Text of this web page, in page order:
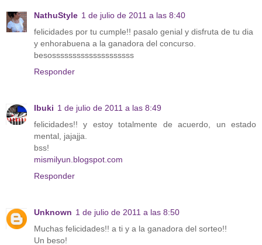
NathuStyle 1 de julio de 2011 a las 8:40
felicidades por tu cumple!! pasalo genial y disfruta de tu dia
y enhorabuena a la ganadora del concurso.
besossssssssssssssssssss
Responder
Ibuki 1 de julio de 2011 a las 8:49
felicidades!! y estoy totalmente de acuerdo, un estado
mental, jajajja.
bss!
mismilyun.blogspot.com
Responder
Unknown 1 de julio de 2011 a las 8:50
Muchas felicidades!! a ti y a la ganadora del sorteo!!
Un beso!